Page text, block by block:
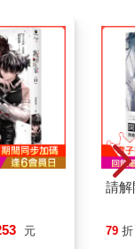
元
請解
79 折